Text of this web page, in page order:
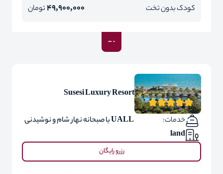
کودک بدون تخت 49,900,000تومان
Susesi Luxury Resort
خدمات:
UALL با صبحانه نهار شام و نوشیدنی
land
رزرو رایگان